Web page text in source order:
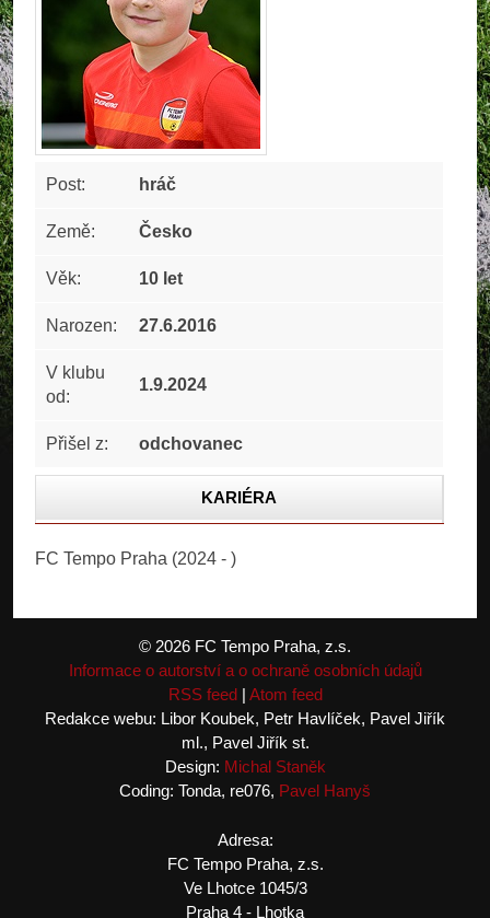
Post: hráč
Země: Česko
Věk: 10 let
Narozen: 27.6.2016
V klubu
od:
1.9.2024
Přišel z: odchovanec
KARIÉRA
FC Tempo Praha (2024 - )
© 2026 FC Tempo Praha, z.s.
Informace o autorství a o ochraně osobních údajů
RSS feed| Atom feed
Redakce webu: Libor Koubek, Petr Havlíček, Pavel Jiřík
ml., Pavel Jiřík st.
Design: Michal Staněk
Coding: Tonda, re076, Pavel Hanyš
Adresa:
FC Tempo Praha, z.s.
Ve Lhotce 1045/3
Praha 4 - Lhotka